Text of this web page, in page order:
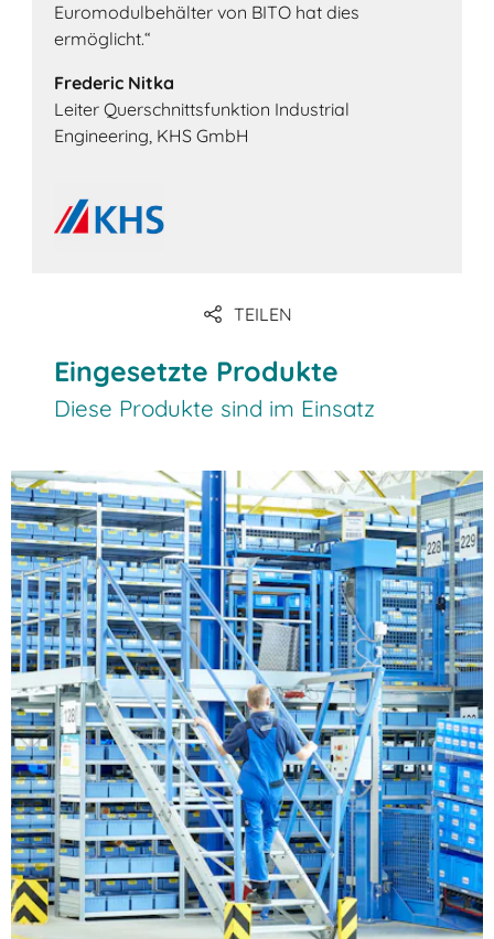
Euromodulbehälter von BITO hat dies
ermöglicht.“
Frederic Nitka
Leiter Querschnittsfunktion Industrial
Engineering, KHS GmbH
TEILEN
Eingesetzte Produkte
Diese Produkte sind im Einsatz